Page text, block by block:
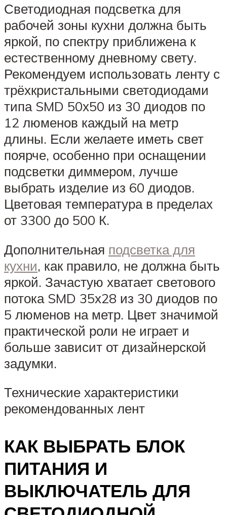
Светодиодная подсветка для
рабочей зоны кухни должна быть
яркой, по спектру приближена к
естественному дневному свету.
Рекомендуем использовать ленту с
трёхкристальными светодиодами
типа SMD 50х50 из 30 диодов по
12 люменов каждый на метр
длины. Если желаете иметь свет
поярче, особенно при оснащении
подсветки диммером, лучше
выбрать изделие из 60 диодов.
Цветовая температура в пределах
от 3300 до 500 К.
Дополнительная подсветка для
кухни, как правило, не должна быть
яркой. Зачастую хватает светового
потока SMD 35х28 из 30 диодов по
5 люменов на метр. Цвет значимой
практической роли не играет и
больше зависит от дизайнерской
задумки.
Технические характеристики
рекомендованных лент
КАК ВЫБРАТЬ БЛОК
ПИТАНИЯ И
ВЫКЛЮЧАТЕЛЬ ДЛЯ